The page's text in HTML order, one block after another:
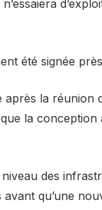
été signée
la réunion
la conception
des
qu’une